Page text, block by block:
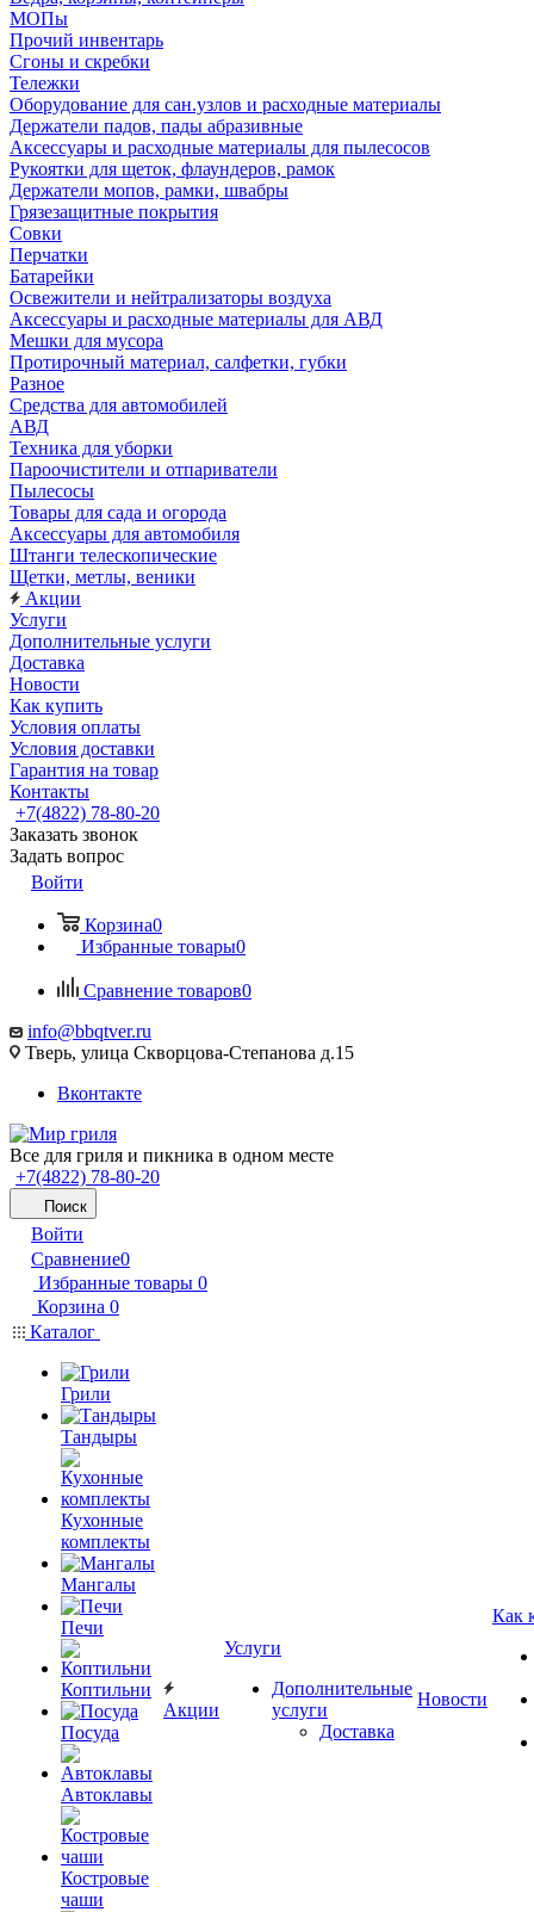
МОПы
Прочий инвентарь
Сгоны и скребки
Тележки
Оборудование для сан.узлов и расходные материалы
Держатели падов, пады абразивные
Аксессуары и расходные материалы для пылесосов
Рукоятки для щеток, флаундеров, рамок
Держатели мопов, рамки, швабры
Грязезащитные покрытия
Совки
Перчатки
Батарейки
Освежители и нейтрализаторы воздуха
Аксессуары и расходные материалы для АВД
Мешки для мусора
Протирочный материал, салфетки, губки
Разное
Средства для автомобилей
АВД
Техника для уборки
Пароочистители и отпариватели
Пылесосы
Товары для сада и огорода
Аксессуары для автомобиля
Штанги телескопические
Щетки, метлы, веники
Акции
Услуги
Дополнительные услуги
Доставка
Новости
Как купить
Условия оплаты
Условия доставки
Гарантия на товар
Контакты
+7(4822) 78-80-20
Заказать звонок
Задать вопрос
Войти
Корзина0
Избранные товары0
Сравнение товаров0
info@bbqtver.ru
Тверь, улица Скворцова-Степанова д.15
Вконтакте
Все для гриля и пикника в одном месте
+7(4822) 78-80-20
Поиск
Войти
Сравнение0
Избранные товары 0
Корзина 0
Каталог
Грили
Тандыры
Кухонные
комплекты
Мангалы
Печи
Коптильни
Посуда
Автоклавы
Костровые
чаши
Акции
Услуги
Дополнительные
услуги
Доставка
Новости
Как